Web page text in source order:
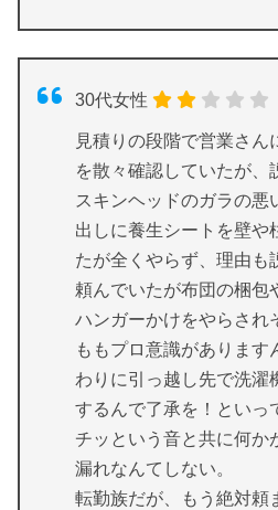
30代女性
見積りの段階で営業さん
を散々確認していたが、
スキンヘッドのガラの悪
出しに養生シートを壁や
たが全くやらず、理由も
頼んでいたが布団の梱包
ハンガーかけをやらされ
ももプロ意識があります
わりに引っ越し先で洗濯
するんで了承を！といっ
チッという音と共に何か
漏れなんてしない。
転勤族だが、もう絶対頼